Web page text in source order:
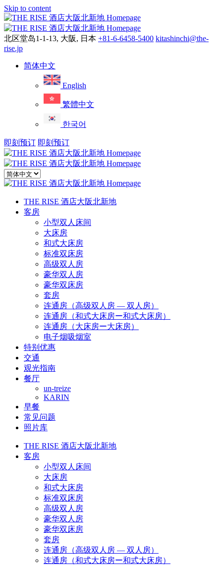
Skip to content
菜
单
北区堂岛1-1-13, 大阪, 日本 +81-6-6458-5400 kitashinchi@the-
rise.jp
简体中文
English
繁體中文
한국어
即刻预订 即刻预订
Close
THE RISE 酒店大阪北新地
客房
小型双人床间
大床房
和式大床房
标准双床房
高级双人房
豪华双人房
豪华双床房
套房
连通房（高级双人房 — 双人房）
连通房（和式大床房ー和式大床房）
连通房（大床房ー大床房）
电子烟吸烟室
特别优惠
交通
观光指南
餐厅
un-treize
KARIN
早餐
常见问题
照片库
THE RISE 酒店大阪北新地
客房
小型双人床间
大床房
和式大床房
标准双床房
高级双人房
豪华双人房
豪华双床房
套房
连通房（高级双人房 — 双人房）
连通房（和式大床房ー和式大床房）